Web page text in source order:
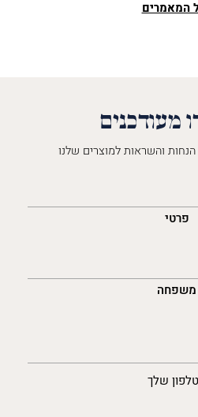
המאמרים
מעודכנים
והשראות למוצרים שלנו
פרטי
משפחה
שלך